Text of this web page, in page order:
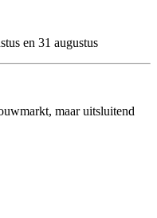
en 31 augustus
maar uitsluitend